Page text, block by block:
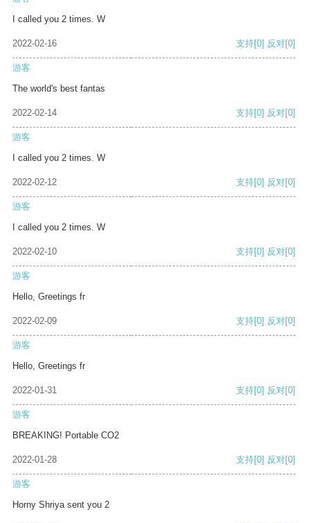
I called you 2 times. W
2022-02-16 支持[0] 反对[0]
游客
The world's best fantas
2022-02-14 支持[0] 反对[0]
游客
I called you 2 times. W
2022-02-12 支持[0] 反对[0]
游客
I called you 2 times. W
2022-02-10 支持[0] 反对[0]
游客
Hello, Greetings fr
2022-02-09 支持[0] 反对[0]
游客
Hello, Greetings fr
2022-01-31 支持[0] 反对[0]
游客
BREAKING! Portable CO2
2022-01-28 支持[0] 反对[0]
游客
Horny Shriya sent you 2